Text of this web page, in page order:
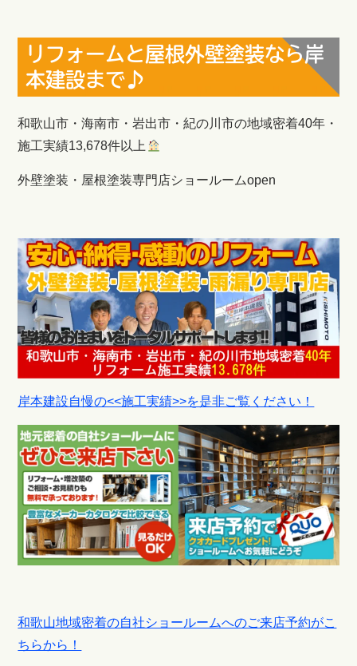
リフォームと屋根外壁塗装なら岸
本建設まで♪
和歌山市・海南市・岩出市・紀の川市の地域密着40年・
施工実績13,678件以上
外壁塗装・屋根塗装専門店ショールームopen
岸本建設自慢の<<施工実績>>を是非ご覧ください！
和歌山地域密着の自社ショールームへのご来店予約がこ
ちらから！